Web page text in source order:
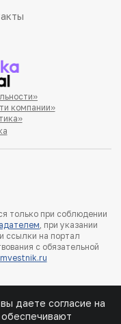
компании»
только при соблюдении
, при указании
ссылки на портал
с обязательной
даете согласие на